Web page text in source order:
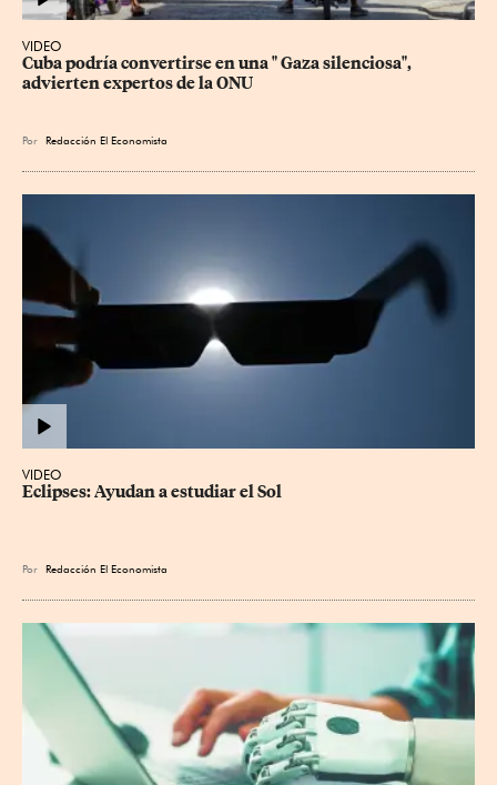
VIDEO
Cuba podría convertirse en una " Gaza silenciosa",
advierten expertos de la ONU
Por Redacción El Economista
VIDEO
Eclipses: Ayudan a estudiar el Sol
Por Redacción El Economista